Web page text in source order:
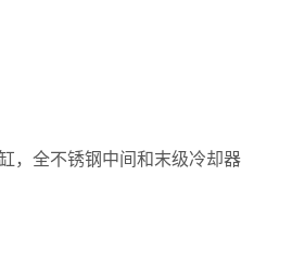
，全不锈钢中间和末级冷却器